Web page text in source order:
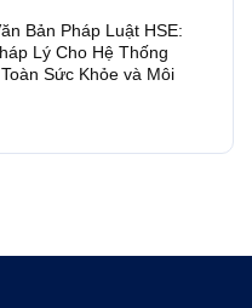
Bản Pháp Luật HSE:
Lý Cho Hệ Thống
Sức Khỏe và Môi